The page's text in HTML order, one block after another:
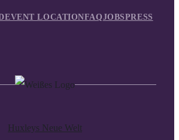
EVENT LOCATIONFAQJOBSPRESS
Huxleys Neue Welt